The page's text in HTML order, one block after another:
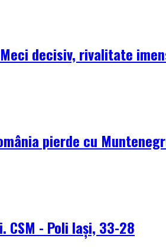
decisiv, rivalitate
pierde cu
CSM - Poli Iași, 33-28